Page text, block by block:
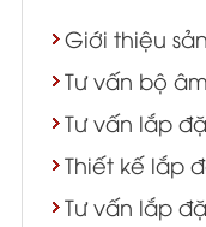
Giới thiệu
Tư vấn bộ
Tư vấn lắp
Thiết kế lắp
Tư vấn lắp